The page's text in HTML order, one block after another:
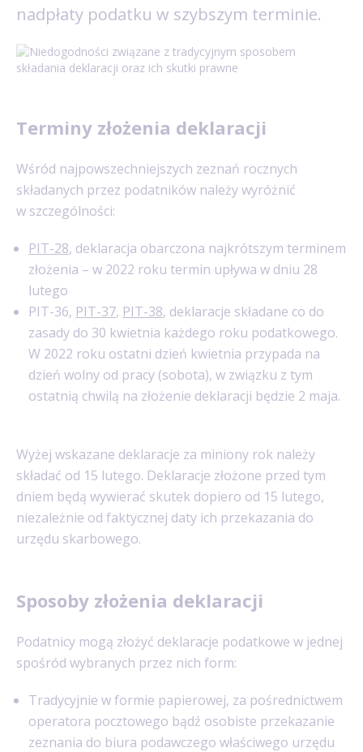
nadpłaty podatku w szybszym terminie.
Terminy złożenia deklaracji
Wśród najpowszechniejszych zeznań rocznych
składanych przez podatników należy wyróżnić
w szczególności:
PIT-28, deklaracja obarczona najkrótszym terminem
złożenia – w 2022 roku termin upływa w dniu 28
lutego
PIT-36, PIT-37, PIT-38, deklaracje składane co do
zasady do 30 kwietnia każdego roku podatkowego.
W 2022 roku ostatni dzień kwietnia przypada na
dzień wolny od pracy (sobota), w związku z tym
ostatnią chwilą na złożenie deklaracji będzie 2 maja.
Wyżej wskazane deklaracje za miniony rok należy
składać od 15 lutego. Deklaracje złożone przed tym
dniem będą wywierać skutek dopiero od 15 lutego,
niezależnie od faktycznej daty ich przekazania do
urzędu skarbowego.
Sposoby złożenia deklaracji
Podatnicy mogą złożyć deklaracje podatkowe w jednej
spośród wybranych przez nich form:
Tradycyjnie w formie papierowej, za pośrednictwem
operatora pocztowego bądź osobiste przekazanie
zeznania do biura podawczego właściwego urzędu